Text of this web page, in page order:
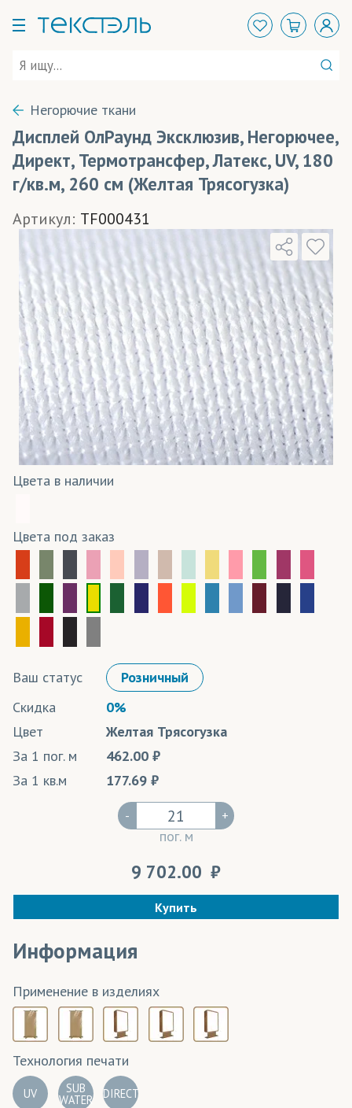
Негорючие ткани
Дисплей ОлРаунд Эксклюзив, Негорючее,
Директ, Термотрансфер, Латекс, UV, 180
г/кв.м, 260 см (Желтая Трясогузка)
Артикул: TF000431
Цвета в наличии
Цвета под заказ
Ваш статус
Розничный
Скидка
0%
Цвет
Желтая Трясогузка
За 1 пог. м
462.00
За 1 кв.м
177.69
-
пог. м
+
9 702.00
Купить
Информация
Применение в изделиях
Технология печати
UV SUB
WATER DIRECT